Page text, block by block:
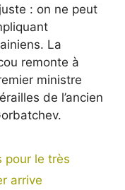
: on ne peut
La
remonte à
ministre
de l’ancien
pour le très
arrive